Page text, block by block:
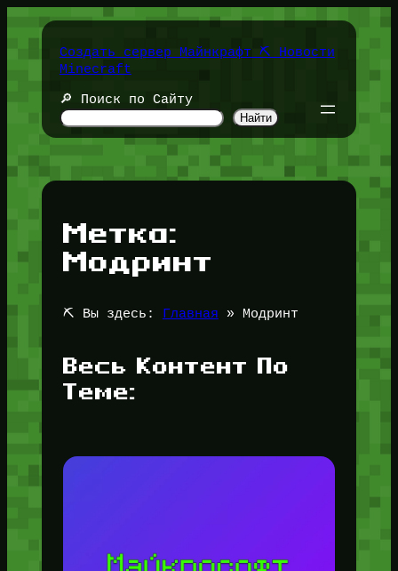
Перейти
содержимомуСоздать сервер Майнкрафт ⛏️ Новости
Minecraft
🔎 Поиск по Сайту
Найти
Метка:
Модринт
⛏️ Вы здесь: Главная » Модринт
Весь Контент По
Теме: